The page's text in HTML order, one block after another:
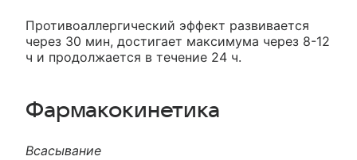
Противоаллергический эффект развивается
через 30 мин, достигает максимума через 8-12
ч и продолжается в течение 24 ч.
Фармакокинетика
Всасывание